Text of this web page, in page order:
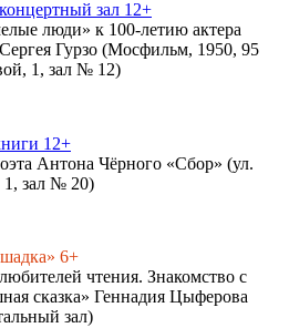
зал 12+
люди» к 100-летию актера
Гурзо (Мосфильм, 1950, 95
1, зал № 12)
12+
Антона Чёрного «Сбор» (ул.
зал № 20)
6+
чтения. Знакомство с
сказка» Геннадия Цыферова
зал)